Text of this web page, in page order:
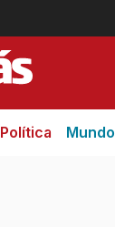
Política Mundo